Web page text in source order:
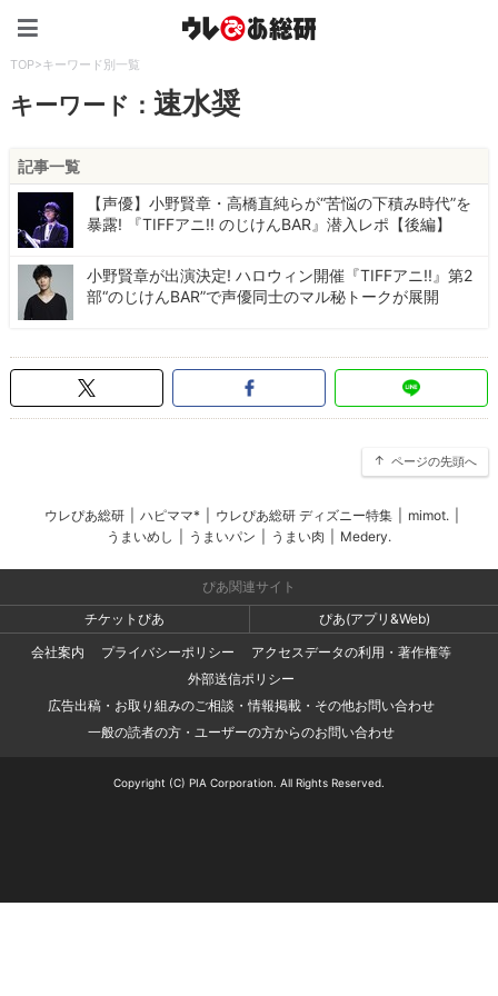
TOP>キーワード別一覧
キーワード：速水奨
記事一覧
【声優】小野賢章・高橋直純らが“苦悩の下積み時代”を
暴露! 『TIFFアニ!! のじけんBAR』潜入レポ【後編】
小野賢章が出演決定! ハロウィン開催『TIFFアニ!!』第2
部“のじけんBAR”で声優同士のマル秘トークが展開
ページの先頭へ
ウレぴあ総研 ハピママ* ウレぴあ総研 ディズニー特集 mimot.
うまいめし
うまいパン うまい肉 Medery.
ぴあ関連サイト
チケットぴあ
ぴあ(アプリ&Web)
会社案内
プライバシーポリシー
アクセスデータの利用・著作権等
外部送信ポリシー
広告出稿・お取り組みのご相談・情報掲載・その他お問い合わせ
一般の読者の方・ユーザーの方からのお問い合わせ
Copyright (C) PIA Corporation. All Rights Reserved.